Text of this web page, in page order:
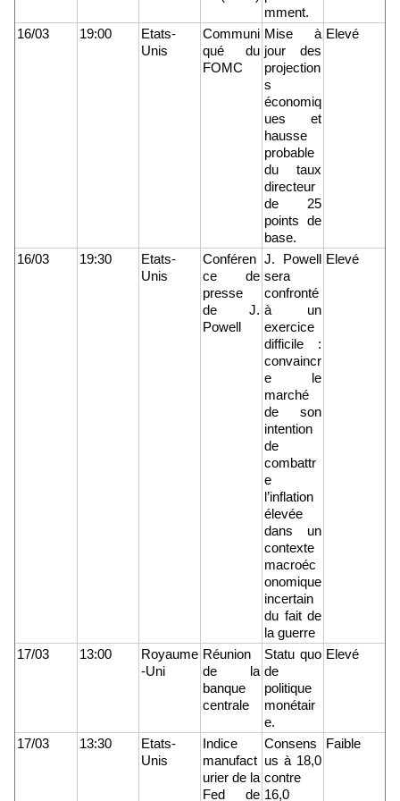
mment.
16/03
19:00
Etats-
Unis
Communi
qué du
FOMC
Mise à
jour des
projection
s
économiq
ues et
hausse
probable
du taux
directeur
de 25
points de
base.
Elevé
16/03 19:30
Etats-
Unis
Conféren
ce de
presse
de J.
Powell
J. Powell
sera
confronté
à un
exercice
difficile :
convaincr
e le
marché
de son
intention
de
combattr
e
l’inflation
élevée
dans un
contexte
macroéc
onomique
incertain
du fait de
la guerre
Elevé
17/03 13:00
Royaume
-Uni
Réunion
de la
banque
centrale
Statu quo
de
politique
monétair
e.
Elevé
17/03 13:30
Etats-
Unis
Indice
manufact
urier de la
Fed de
Consens
us à 18,0
contre
16,0
Faible